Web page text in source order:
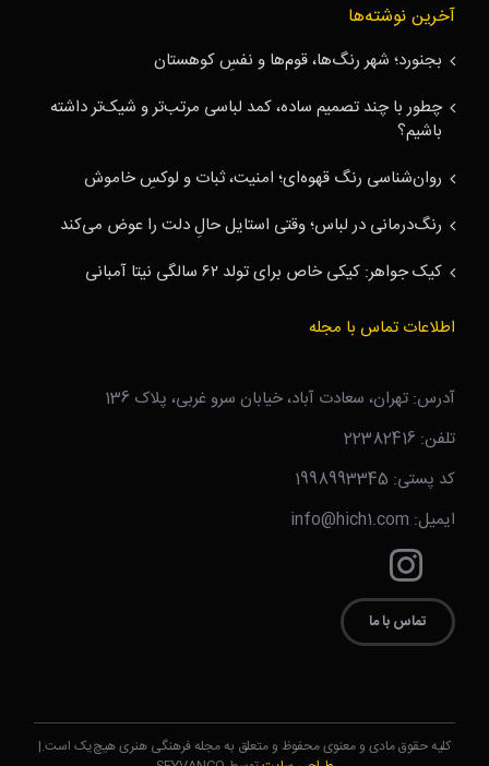
آخرین نوشته‌ها
بجنورد؛ شهر رنگ‌ها، قوم‌ها و نفسِ کوهستان
چطور با چند تصمیم ساده، کمد لباسی مرتب‌تر و شیک‌تر داشته
باشیم؟
روان‌شناسی رنگ قهوه‌ای؛ امنیت، ثبات و لوکسِ خاموش
رنگ‌درمانی در لباس؛ وقتی استایل حالِ دلت را عوض می‌کند
کیک جواهر: کیکی خاص برای تولد ۶۲ سالگی نیتا آمبانی
اطلاعات تماس با مجله
آدرس: تهران، سعادت آباد، خیابان سرو غربی، پلاک 136
تلفن: 22382416
کد پستی: 1998993345
ایمیل: info@hich1.com
تماس با ما
کلیه حقوق مادی و معنوی محفوظ و متعلق به مجله فرهنگی هنری هیچ‌یک است.|